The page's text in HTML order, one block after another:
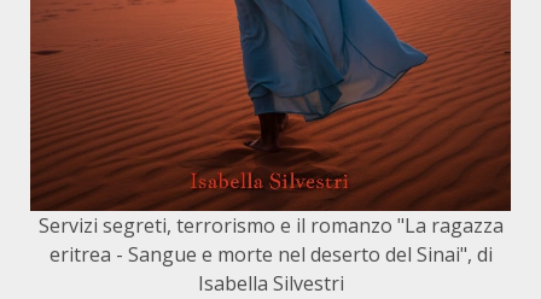
Servizi segreti, terrorismo e il romanzo "La ragazza
eritrea - Sangue e morte nel deserto del Sinai", di
Isabella Silvestri